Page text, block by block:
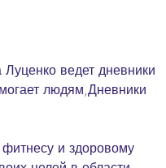
людям,Дневники
и здоровому